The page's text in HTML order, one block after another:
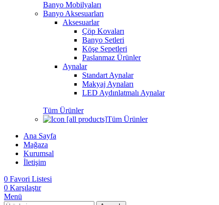
Banyo Mobilyaları
Banyo Aksesuarları
Aksesuarlar
Çöp Kovaları
Banyo Setleri
Köşe Sepetleri
Paslanmaz Ürünler
Aynalar
Standart Aynalar
Makyaj Aynaları
LED Aydınlatmalı Aynalar
Tüm Ürünler
Tüm Ürünler
Ana Sayfa
Mağaza
Kurumsal
İletişim
0 Favori Listesi
0 Karşılaştır
Menü